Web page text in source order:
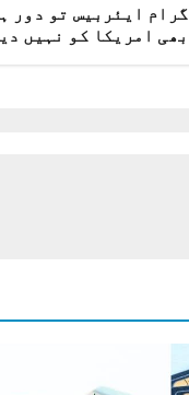
گرام ایئربیس تو دور
بھی امریکا کو نہیں